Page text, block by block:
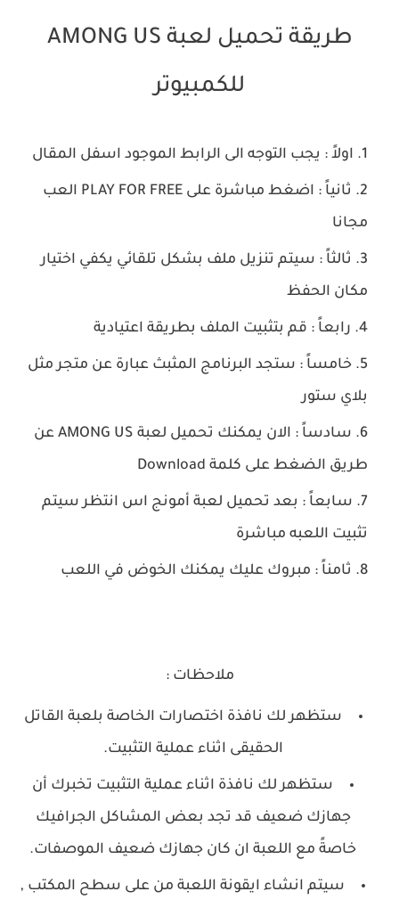
طريقة تحميل لعبة AMONG US
للكمبيوتر
اولاً : يجب التوجه الى الرابط الموجود اسفل المقال
ثانياً : اضغط مباشرة على PLAY FOR FREE العب
مجانا
ثالثاً : سيتم تنزيل ملف بشكل تلقائي يكفي اختيار
مكان الحفظ
رابعاً : قم بتثبيت الملف بطريقة اعتيادية
خامساً : ستجد البرنامج المثبث عبارة عن متجر مثل
بلاي ستور
سادساً : الان يمكنك تحميل لعبة AMONG US عن
طريق الضغط على كلمة Download
سابعاً : بعد تحميل لعبة أمونج اس انتظر سيتم
تثبيت اللعبه مباشرة
ثامناً : مبروك عليك يمكنك الخوض في اللعب
ملاحظات :
ستظهر لك نافذة اختصارات الخاصة بلعبة القاتل
الحقيقى اثناء عملية التثبيت.
ستظهر لك نافذة اثناء عملية التثبيت تخبرك أن
جهازك ضعيف قد تجد بعض المشاكل الجرافيك
خاصةً مع اللعبة ان كان جهازك ضعيف الموصفات.
سيتم انشاء ايقونة اللعبة من على سطح المكتب ,